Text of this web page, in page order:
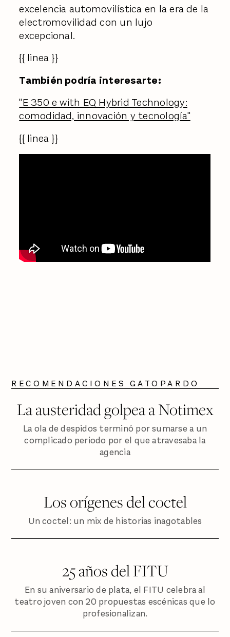
excelencia automovilística en la era de la
electromovilidad con un lujo
excepcional.
{{ linea }}
También podría interesarte:
"E 350 e with EQ Hybrid Technology:
comodidad, innovación y tecnología"
{{ linea }}
RECOMENDACIONES GATOPARDO
La austeridad golpea a Notimex
La ola de despidos terminó por sumarse a un
complicado periodo por el que atravesaba la
agencia
Los orígenes del coctel
Un coctel: un mix de historias inagotables
25 años del FITU
En su aniversario de plata, el FITU celebra al
teatro joven con 20 propuestas escénicas que lo
profesionalizan.